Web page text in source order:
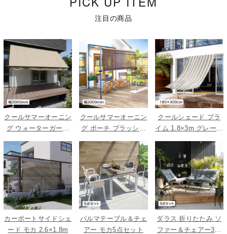
注目の商品
クールサマーオーニン
グ ウォーターガード
クールサマーオーニン
グ ポーチ ブラッシュ
クールシェード プラ
イム 1.8×3m グレース
カーポートサイドシェ
ード モカ 2.6×1.8m
パルマテーブル＆チェ
アー モカ5点セット
ダラス 折りたたみ ソ
ファー＆チェアー3点